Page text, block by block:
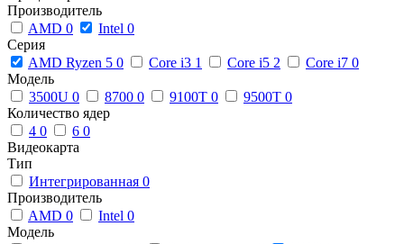
Производитель
AMD 0 Intel 0
Серия
AMD Ryzen 5 0 Core i3 1 Core i5 2 Core i7 0
Модель
3500U 0 8700 0 9100T 0 9500T 0
Количество ядер
4 0 6 0
Видеокарта
Тип
Интегрированная 0
Производитель
AMD 0 Intel 0
Модель